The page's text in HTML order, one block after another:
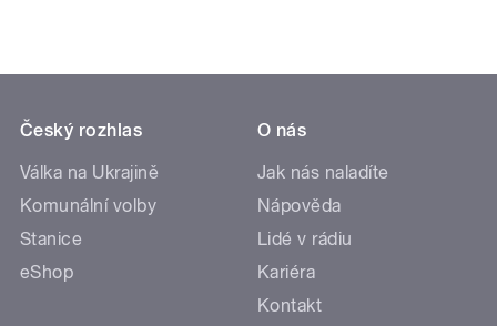
Český rozhlas
Válka na Ukrajině
Komunální volby
Stanice
eShop
O nás
Jak nás naladíte
Nápověda
Lidé v rádiu
Kariéra
Kontakt